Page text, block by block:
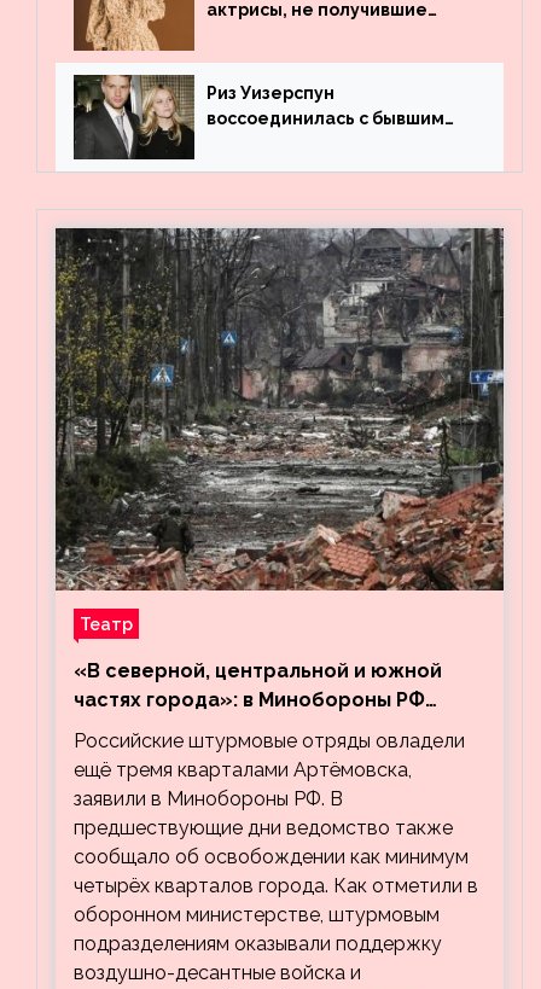
актрисы, не получившие
Риз Уизерспун
воссоединилась с бывшим
Театр
«В северной, центральной и южной
частях города»: в Минобороны РФ
заявили об освобождении ещё трёх
кварталов Артёмовска
Российские штурмовые отряды овладели
ещё тремя кварталами Артёмовска,
заявили в Минобороны РФ. В
предшествующие дни ведомство также
сообщало об освобождении как минимум
четырёх кварталов города. Как отметили в
оборонном министерстве, штурмовым
подразделениям оказывали поддержку
воздушно-десантные войска и